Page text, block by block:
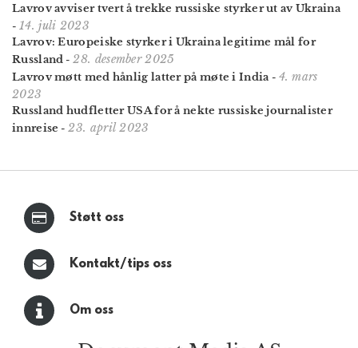
Lavrov avviser tvert å trekke russiske styrker ut av Ukraina
- 14. juli 2023
Lavrov: Europeiske styrker i Ukraina legitime mål for
Russland -28. desember 2025
Lavrov møtt med hånlig latter på møte i India - 4. mars
2023
Russland hudfletter USA for å nekte russiske journalister
innreise -23. april 2023
Støtt oss
Kontakt/tips oss
Om oss